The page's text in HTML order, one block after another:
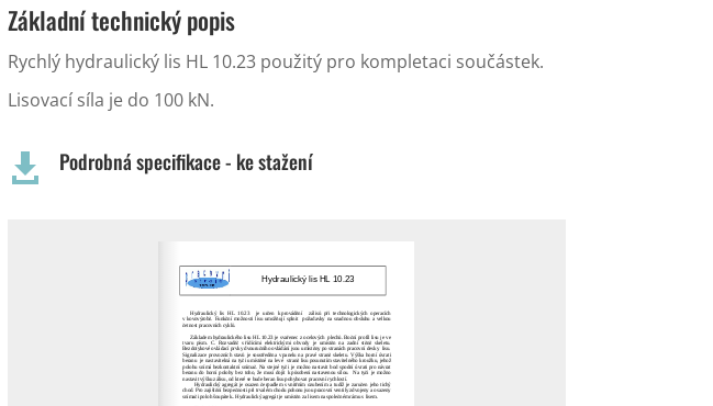
Základní technický popis
Rychlý hydraulický lis HL 10.23 použitý pro kompletaci součástek.
Lisovací síla je do 100 kN.
 Podrobná specifikace - ke stažení